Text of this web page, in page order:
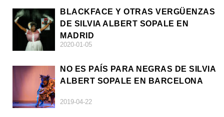
BLACKFACE Y OTRAS VERGÜENZAS
DE SILVIA ALBERT SOPALE EN
MADRID
2020-01-05
NO ES PAÍS PARA NEGRAS DE SILVIA
ALBERT SOPALE EN BARCELONA
2019-04-22